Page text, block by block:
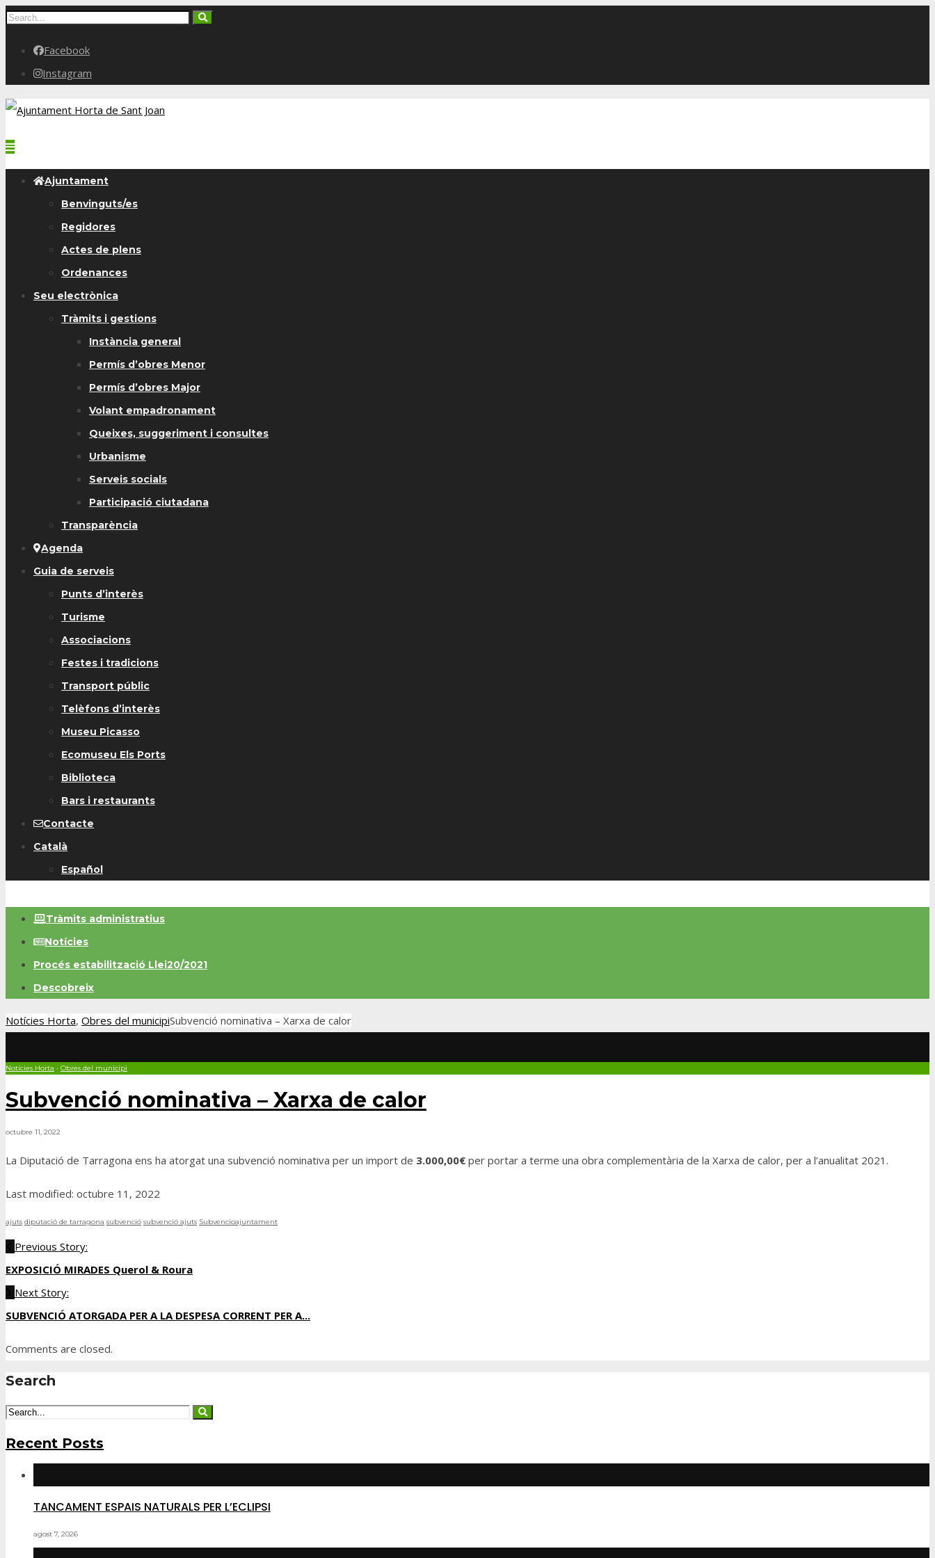
Facebook
Instagram
Ajuntament
Benvinguts/es
Regidores
Actes de plens
Ordenances
Seu electrònica
Tràmits i gestions
Instància general
Permís d’obres Menor
Permís d’obres Major
Volant empadronament
Queixes, suggeriment i consultes
Urbanisme
Serveis socials
Participació ciutadana
Transparència
Agenda
Guia de serveis
Punts d’interès
Turisme
Associacions
Festes i tradicions
Transport públic
Telèfons d’interès
Museu Picasso
Ecomuseu Els Ports
Biblioteca
Bars i restaurants
Contacte
Català
Español
Tràmits administratius
Notícies
Procés estabilització Llei20/2021
Descobreix
Notícies Horta, Obres del municipiSubvenció nominativa – Xarxa de calor
Notícies Horta • Obres del municipi
Subvenció nominativa – Xarxa de calor
octubre 11, 2022
La Diputació de Tarragona ens ha atorgat una subvenció nominativa per un import de 3.000,00€ per portar a terme una obra complementària de la Xarxa de calor, per a l’anualitat 2021.
Last modified: octubre 11, 2022
ajuts diputació de tarragona subvenció subvenció ajuts Subvencioajuntament
Previous Story:
EXPOSICIÓ MIRADES Querol & Roura
Next Story:
SUBVENCIÓ ATORGADA PER A LA DESPESA CORRENT PER A...
Comments are closed.
Search
Recent Posts
TANCAMENT ESPAIS NATURALS PER L’ECLIPSI
agost 7, 2026